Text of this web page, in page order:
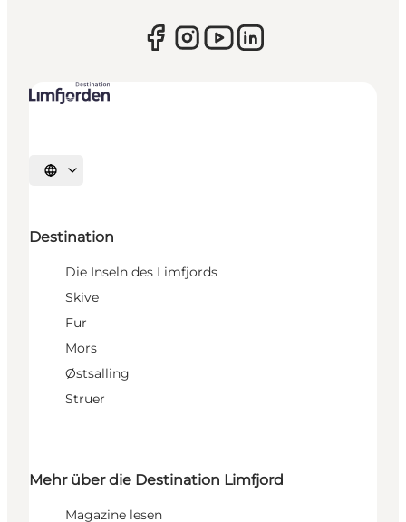
Sprache auswählen
Destination
Die Inseln des Limfjords
Skive
Fur
Mors
Østsalling
Struer
Mehr über die Destination Limfjord
Magazine lesen